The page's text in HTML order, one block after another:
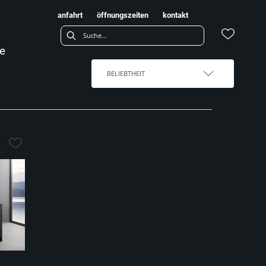
anfahrt öffnungszeiten kontakt
BELIEBTHEIT